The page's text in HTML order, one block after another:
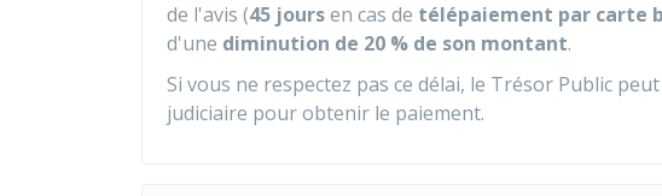
de l'avis (45 joursen cas de télépaiement par carte
d'une diminution de 20 % de son montant.
Si vous ne respectez pas ce délai, le Trésor Public
judiciaire pour obtenir le paiement.